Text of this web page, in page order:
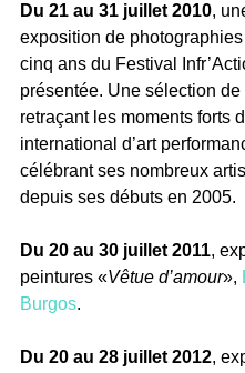
Du 21 au 31 juillet 2010,
exposition de
cinq ans du Festival
présentée. Une sélection
retraçant les moments forts
international d’art
célébrant ses nombreux
depuis ses débuts en 2005.
Du 20 au 30 juillet 2011,
peintures «Vêtue d’amour»,
Burgos.
Du 20 au 28 juillet 2012,